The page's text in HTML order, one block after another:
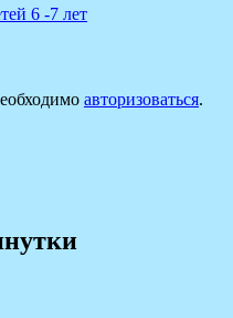
6 -7 лет
авторизоваться.